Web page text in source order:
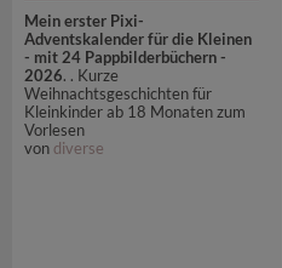
Mein erster Pixi-
Adventskalender für die Kleinen
- mit 24 Pappbilderbüchern -
2026. . Kurze
Weihnachtsgeschichten für
Kleinkinder ab 18 Monaten zum
Vorlesen
von diverse